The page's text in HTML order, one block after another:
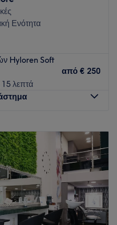
ισορροπία.
venue
Ενότητα
Hyloren Soft
λεπτά
από € 250
10:00–
21:00
10:00 18:00
10:00–21:00
10:00–21:00
09:00–16:00
Κλειστό
την διάθεση.